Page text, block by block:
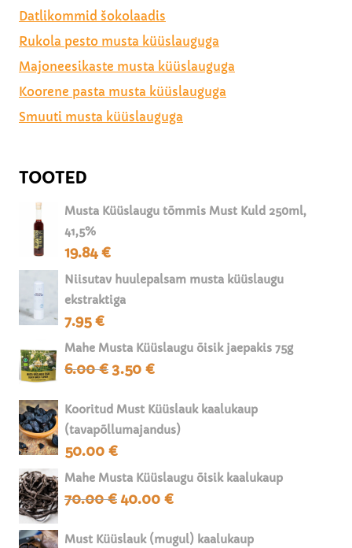
k
j
a
p
r
s
n
i
j
u
u
t
u
g
Datlikommid šokolaadis
Rukola pesto musta küüslauguga
Majoneesikaste musta küüslauguga
Koorene pasta musta küüslauguga
Smuuti musta küüslauguga
TOOTED
Musta Küüslaugu tõmmis Must Kuld 250ml,
41,5%
19.84€
Niisutav huulepalsam musta küüslaugu
ekstraktiga
7.95€
Mahe Musta Küüslaugu õisik jaepakis 75g
6.00€ Algne
oli:
6.00 €.
3.50 €Praegune
on:
3.50 €.
Kooritud Must Küüslauk kaalukaup
(tavapõllumajandus)
50.00 €
Mahe Musta Küüslaugu õisik kaalukaup
70.00€ Algne
oli:
40.00 €Praegune
on:
Must Küüslauk (mugul) kaalukaup